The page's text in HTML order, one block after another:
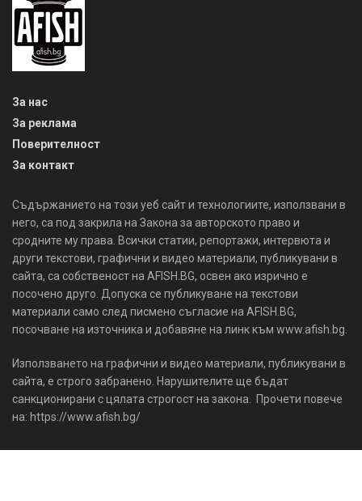
За нас
За реклама
Поверителност
За контакт
Съдържанието на този уеб сайт и технологиите, използвани в
него, са под закрила на Закона за авторското право и
сродните му права. Всички статии, репортажи, интервюта и
други текстови, графични и видео материали, публикувани в
сайта, са собственост на AFISH.BG, освен ако изрично е
посочено друго. Допуска се публикуване на текстови
материали само след писмено съгласие на AFISH.BG,
посочване на източника и добавяне на линк към www.afish.bg.
Използването на графични и видео материали, публикувани в
сайта, е строго забранено. Нарушителите ще бъдат
санкционирани с цялата строгост на закона. Прочети повече
на: https://www.afish.bg/